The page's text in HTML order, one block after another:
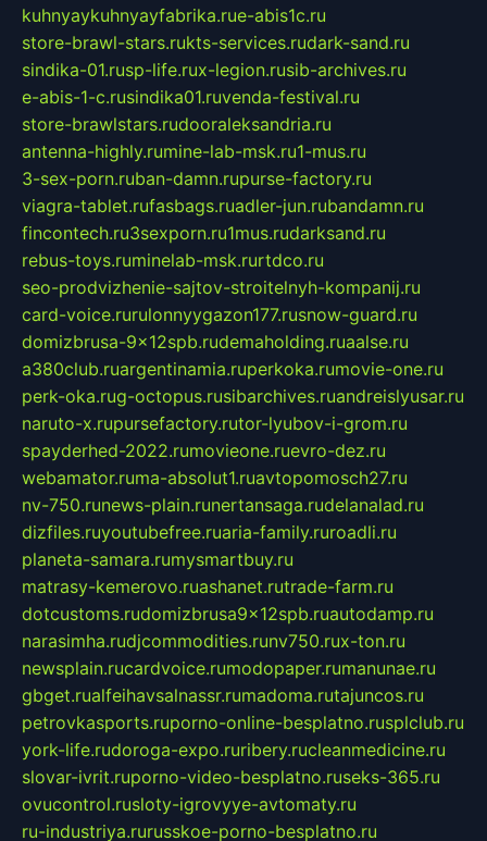
kuhnyaykuhnyayfabrika.rue-abis1c.ru
store-brawl-stars.rukts-services.rudark-sand.ru
sindika-01.rusp-life.rux-legion.rusib-archives.ru
e-abis-1-c.rusindika01.ruvenda-festival.ru
store-brawlstars.rudooraleksandria.ru
antenna-highly.rumine-lab-msk.ru1-mus.ru
3-sex-porn.ruban-damn.rupurse-factory.ru
viagra-tablet.rufasbags.ruadler-jun.rubandamn.ru
fincontech.ru3sexporn.ru1mus.rudarksand.ru
rebus-toys.ruminelab-msk.rurtdco.ru
seo-prodvizhenie-sajtov-stroitelnyh-kompanij.ru
card-voice.rurulonnyygazon177.rusnow-guard.ru
domizbrusa-9x12spb.rudemaholding.ruaalse.ru
a380club.ruargentinamia.ruperkoka.rumovie-one.ru
perk-oka.rug-octopus.rusibarchives.ruandreislyusar.ru
naruto-x.rupursefactory.rutor-lyubov-i-grom.ru
spayderhed-2022.rumovieone.ruevro-dez.ru
webamator.ruma-absolut1.ruavtopomosch27.ru
nv-750.runews-plain.runertansaga.rudelanalad.ru
dizfiles.ruyoutubefree.ruaria-family.ruroadli.ru
planeta-samara.rumysmartbuy.ru
matrasy-kemerovo.ruashanet.rutrade-farm.ru
dotcustoms.rudomizbrusa9x12spb.ruautodamp.ru
narasimha.rudjcommodities.runv750.rux-ton.ru
newsplain.rucardvoice.rumodopaper.rumanunae.ru
gbget.rualfeihavsalnassr.rumadoma.rutajuncos.ru
petrovkasports.ruporno-online-besplatno.rusplclub.ru
york-life.rudoroga-expo.ruribery.rucleanmedicine.ru
slovar-ivrit.ruporno-video-besplatno.ruseks-365.ru
ovucontrol.rusloty-igrovyye-avtomaty.ru
ru-industriya.rurusskoe-porno-besplatno.ru